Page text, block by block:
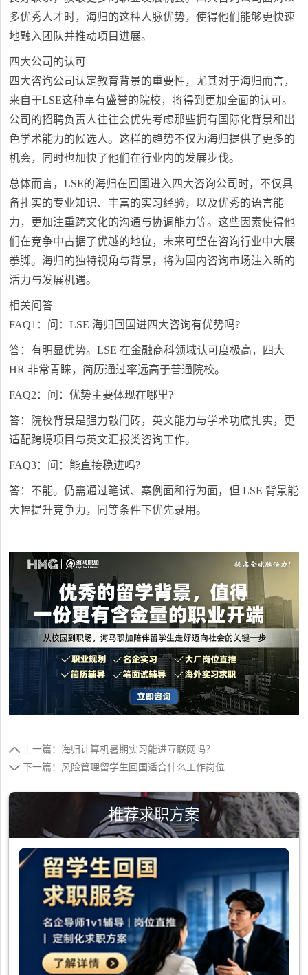
多优秀人才时，海归的这种人脉优势，使得他们能够更快速
地融入团队并推动项目进展。
四大公司的认可
四大咨询公司认定教育背景的重要性，尤其对于海归而言，
来自于LSE这种享有盛誉的院校，将得到更加全面的认可。
公司的招聘负责人往往会优先考虑那些拥有国际化背景和出
色学术能力的候选人。这样的趋势不仅为海归提供了更多的
机会，同时也加快了他们在行业内的发展步伐。
总体而言，LSE的海归在回国进入四大咨询公司时，不仅具
备扎实的专业知识、丰富的实习经验，以及优秀的语言能
力，更加注重跨文化的沟通与协调能力等。这些因素使得他
们在竞争中占据了优越的地位，未来可望在咨询行业中大展
拳脚。海归的独特视角与背景，将为国内咨询市场注入新的
活力与发展机遇。
相关问答
FAQ1：问：LSE 海归回国进四大咨询有优势吗?
答：有明显优势。LSE 在金融商科领域认可度极高，四大
HR 非常青睐，简历通过率远高于普通院校。
FAQ2：问：优势主要体现在哪里?
答：院校背景是强力敲门砖，英文能力与学术功底扎实，更
适配跨境项目与英文汇报类咨询工作。
FAQ3：问：能直接稳进吗?
答：不能。仍需通过笔试、案例面和行为面，但 LSE 背景能
大幅提升竞争力，同等条件下优先录用。
上一篇：海归计算机暑期实习能进互联网吗？
下一篇：风险管理留学生回国适合什么工作岗位
推荐求职方案